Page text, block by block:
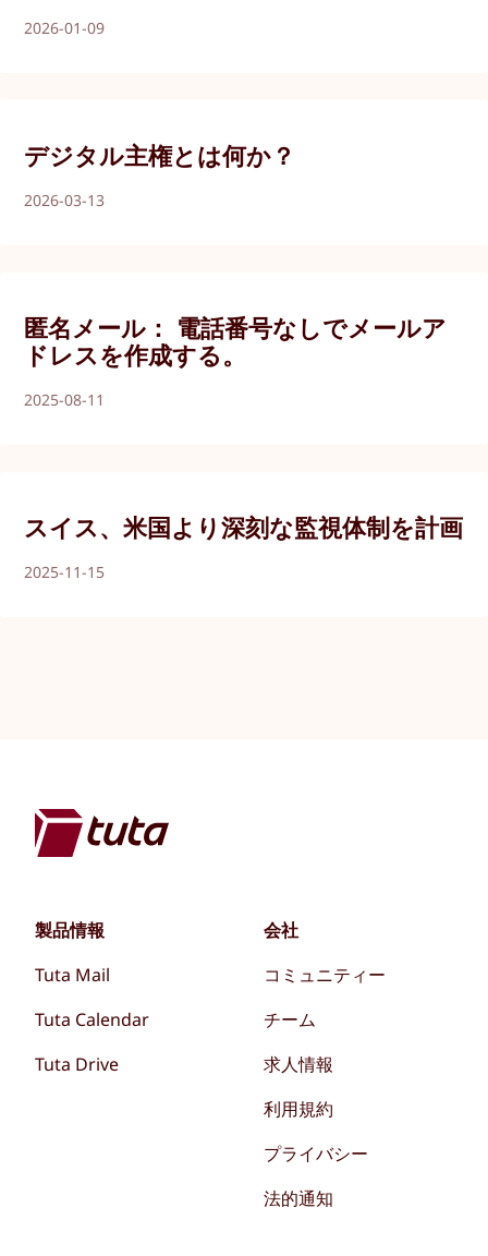
2026-01-09
デジタル主権とは何か？
2026-03-13
匿名メール： 電話番号なしでメールア
ドレスを作成する。
2025-08-11
スイス、米国より深刻な監視体制を計画
2025-11-15
製品情報
Tuta Mail
Tuta Calendar
Tuta Drive
会社
コミュニティー
チーム
求人情報
利用規約
プライバシー
法的通知